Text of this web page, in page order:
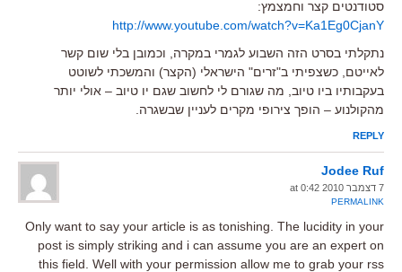
סטודנטים קצר וחמצמץ:
http://www.youtube.com/watch?v=Ka1Eg0CjanY
נתקלתי בסרט הזה השבוע לגמרי במקרה, וכמובן בלי שום קשר
לאייטם, כשצפיתי ב"זרים" הישראלי (הקצר) והמשכתי לשוטט
בעקבותיו ביו טיוב, מה שגורם לי לחשוב שגם יו טיוב – אולי יותר
מהקולנוע – הופך צירופי מקרים לעניין שבשגרה.
REPLY
Jodee Ruf
7 דצמבר 2010 at 0:42
PERMALINK
Only want to say your article is as tonishing. The lucidity in your
post is simply striking and i can assume you are an expert on
this field. Well with your permission allow me to grab your rss